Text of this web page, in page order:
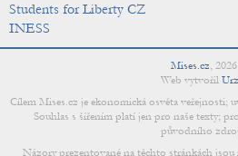
Students for Liberty CZ
INESS
Mises.cz, 2026
Web vytvořil
Cílem Mises.cz je ekonomická osvěta veřejnosti;
Souhlas s šířením platí jen pro naše texty;
původního
Názory prezentované na těchto stránkách